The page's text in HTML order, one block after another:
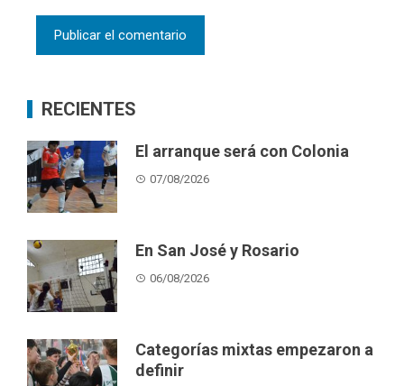
RECIENTES
El arranque será con Colonia
07/08/2026
En San José y Rosario
06/08/2026
Categorías mixtas empezaron a
definir